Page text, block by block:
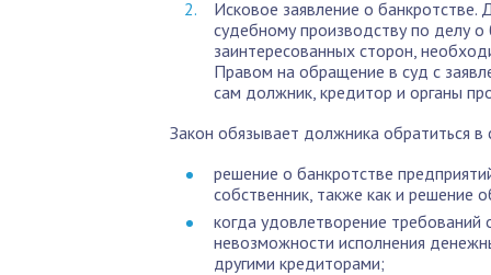
Исковое заявление о
судебному производству по делу
заинтересованных сторон,
Правом на обращение в суд с
сам должник, кредитор и органы
Закон обязывает должника обратиться в
решение о банкротстве
собственник, также как и решение
когда удовлетворение требований
невозможности исполнения
другими кредиторами;